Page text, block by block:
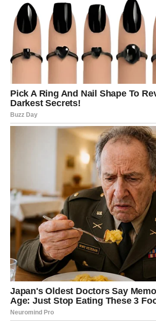
1. Priprema nadjeva:
U loncu kuhajte naribane jabuke sa
puste sok i omekšaju.
ostavite da se nadjev ohladi.
2. Priprema tijesta:
U velikoj zdjeli izmiksajte omekšali
u prahu dok ne dobijete kremastu
Dodajte jaje i ocat te nastavite
Postepeno dodajte brašno
pecivo i vanilin šećerom.
Mijesite dok ne dobijete mekano i
Podijelite tijesto na tri jednaka dijela.
3. Oblikovanje rolada:
Razvaljajte svaki dio tijesta između
pečenje.